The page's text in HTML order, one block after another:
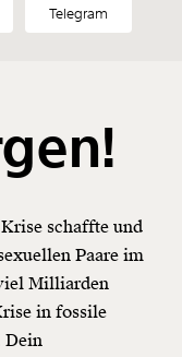
Telegram
schaffte und
Paare im
Milliarden
in fossile
Dein